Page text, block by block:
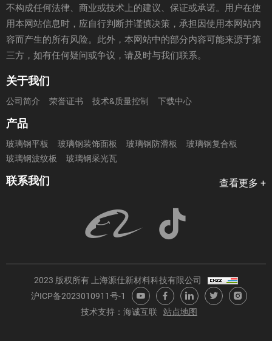
不构成任何法律、商业或技术上的建议、保证或承诺。用户在使
用本网站信息时，应自行判断并谨慎决策，承担因使用本网站内
容而产生的所有风险。此外，本网站中的部分内容可能来源于第
三方，如有任何疑问或争议，请及时与我们联系。
关于我们
公司简介 荣誉证书 技术&质量控制 下载中心
产品
玻璃钢平板 玻璃钢装饰面板 玻璃钢防滑板
玻璃钢复合板
玻璃钢波纹板
玻璃钢采光瓦
联系我们 查看更多 +
2023 版权所有 上海源仕新材料科技有限公司
沪ICP备2023010911号-1
技术支持：海诚互联 站点地图